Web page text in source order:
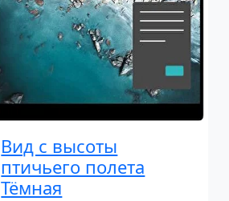
Вид с высоты
птичьего полета
Тёмная